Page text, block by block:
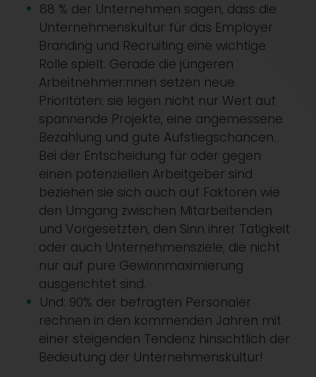
88 % der Unternehmen sagen, dass die
Unternehmenskultur für das Employer
Branding und Recruiting eine wichtige
Rolle spielt. Gerade die jüngeren
Arbeitnehmer:nnen setzen neue
Prioritäten: sie legen nicht nur Wert auf
spannende Projekte, eine angemessene
Bezahlung und gute Aufstiegschancen.
Bei der Entscheidung für oder gegen
einen potenziellen Arbeitgeber sind
beziehen sie sich auch auf Faktoren wie
den Umgang zwischen Mitarbeitenden
und Vorgesetzten, den Sinn ihrer Tätigkeit
oder auch Unternehmensziele, die nicht
nur auf pure Gewinnmaximierung
ausgerichtet sind.
Und: 90% der befragten Personaler
rechnen in den kommenden Jahren mit
einer steigenden Tendenz hinsichtlich der
Bedeutung der Unternehmenskultur!